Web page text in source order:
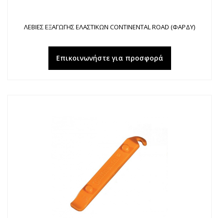
ΛΕΒΙΕΣ ΕΞΑΓΩΓΗΣ ΕΛΑΣΤΙΚΩΝ CONTINENTAL ROAD (ΦΑΡΔΥ)
Επικοινωνήστε για προσφορά